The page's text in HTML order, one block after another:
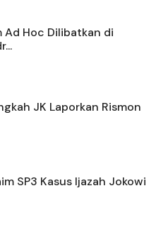
Ad Hoc Dilibatkan di
JK Laporkan Rismon
SP3 Kasus Ijazah Jokowi